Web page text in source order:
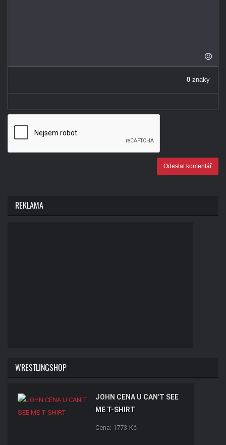
-
0 znaky
Odeslat komentář
REKLAMA
WRESTLINGSHOP
JOHN CENA U CAN'T SEE
ME T-SHIRT
Cena: 1773-Kč